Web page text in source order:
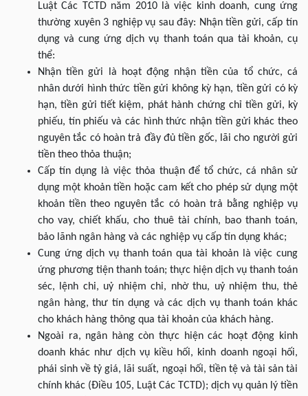
Luật Các TCTD năm 2010 là việc kinh doanh, cung ứng
thường xuyên 3 nghiệp vụ sau đây: Nhận tiền gửi, cấp tín
dụng và cung ứng dịch vụ thanh toán qua tài khoản, cụ
thể:
Nhận tiền gửi là hoạt động nhận tiền của tổ chức, cá
nhân dưới hình thức tiền gửi không kỳ hạn, tiền gửi có kỳ
hạn, tiền gửi tiết kiệm, phát hành chứng chỉ tiền gửi, kỳ
phiếu, tín phiếu và các hình thức nhận tiền gửi khác theo
nguyên tắc có hoàn trả đầy đủ tiền gốc, lãi cho người gửi
tiền theo thỏa thuận;
Cấp tín dụng là việc thỏa thuận để tổ chức, cá nhân sử
dụng một khoản tiền hoặc cam kết cho phép sử dụng một
khoản tiền theo nguyên tắc có hoàn trả bằng nghiệp vụ
cho vay, chiết khấu, cho thuê tài chính, bao thanh toán,
bảo lãnh ngân hàng và các nghiệp vụ cấp tín dụng khác;
Cung ứng dịch vụ thanh toán qua tài khoản là việc cung
ứng phương tiện thanh toán; thực hiện dịch vụ thanh toán
séc, lệnh chi, uỷ nhiệm chi, nhờ thu, uỷ nhiệm thu, thẻ
ngân hàng, thư tín dụng và các dịch vụ thanh toán khác
cho khách hàng thông qua tài khoản của khách hàng.
Ngoài ra, ngân hàng còn thực hiện các hoạt động kinh
doanh khác như dịch vụ kiều hối, kinh doanh ngoại hối,
phái sinh về tỷ giá, lãi suất, ngoại hối, tiền tệ và tài sản tài
chính khác (Điều 105, Luật Các TCTD); dịch vụ quản lý tiền